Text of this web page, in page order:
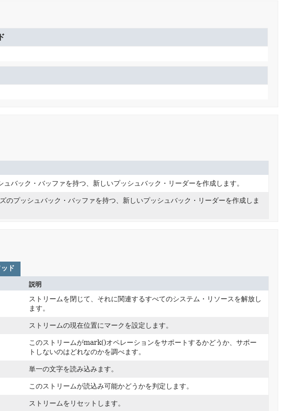
ュバック・バッファを持つ、新しいプッシュバック・リーダーを作成します。
のプッシュバック・バッファを持つ、新しいプッシュバック・リーダーを作成しま
ド
説明
ストリームを閉じて、それに関連するすべてのシステム・リソースを解放し
ます。
ストリームの現在位置にマークを設定します。
このストリームがmark()オペレーションをサポートするかどうか、サポー
トしないのはどれなのかを調べます。
単一の文字を読み込みます。
このストリームが読込み可能かどうかを判定します。
ストリームをリセットします。